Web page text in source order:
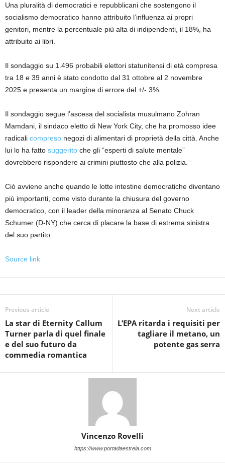
Una pluralità di democratici e repubblicani che sostengono il
socialismo democratico hanno attribuito l’influenza ai propri
genitori, mentre la percentuale più alta di indipendenti, il 18%, ha
attribuito ai libri.
Il sondaggio su 1.496 probabili elettori statunitensi di età compresa
tra 18 e 39 anni è stato condotto dal 31 ottobre al 2 novembre
2025 e presenta un margine di errore del +/- 3%.
Il sondaggio segue l’ascesa del socialista musulmano Zohran
Mamdani, il sindaco eletto di New York City, che ha promosso idee
radicali compreso negozi di alimentari di proprietà della città. Anche
lui lo ha fatto suggerito che gli “esperti di salute mentale”
dovrebbero rispondere ai crimini piuttosto che alla polizia.
Ciò avviene anche quando le lotte intestine democratiche diventano
più importanti, come visto durante la chiusura del governo
democratico, con il leader della minoranza al Senato Chuck
Schumer (D-NY) che cerca di placare la base di estrema sinistra
del suo partito.
Source link
Previous article
La star di Eternity Callum
Turner parla di quel finale
e del suo futuro da
commedia romantica
Next article
L’EPA ritarda i requisiti per
tagliare il metano, un
potente gas serra
Vincenzo Rovelli
https://www.portadaestrela.com